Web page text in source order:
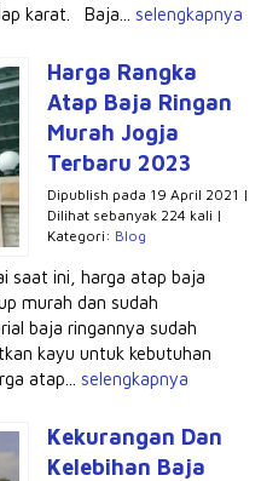
karat. Baja... selengkapnya
Harga Rangka
Atap Baja Ringan
Murah Jogja
Terbaru 2023
Dipublish pada 19 April 2021 |
Dilihat sebanyak 224 kali |
Kategori: Blog
saat ini, harga atap baja
murah dan sudah
baja ringannya sudah
kayu untuk kebutuhan
atap... selengkapnya
Kekurangan Dan
Kelebihan Baja